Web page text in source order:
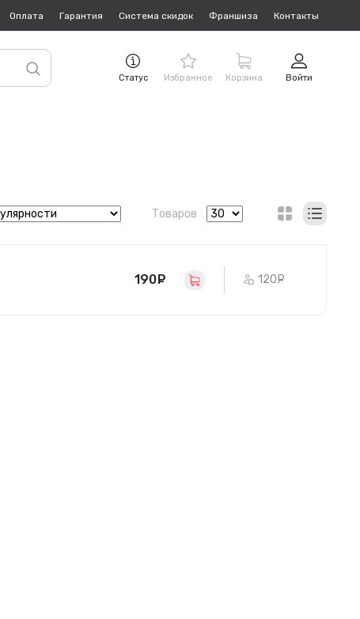
Оплата Гарантия Система скидок Франшиза Контакты
Статус Избранное Корзина Войти
Товаров
190 руб. 120